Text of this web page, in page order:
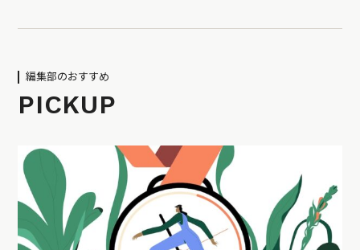
編集部のおすすめ
PICKUP